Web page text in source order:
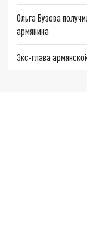
Ольга Бузова
армянина
Экс-глава